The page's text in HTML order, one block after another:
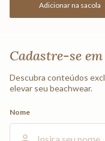
Adicionar na sacola
Cadastre-se
Descubra conteúdos
elevar seu beachwear.
Nome